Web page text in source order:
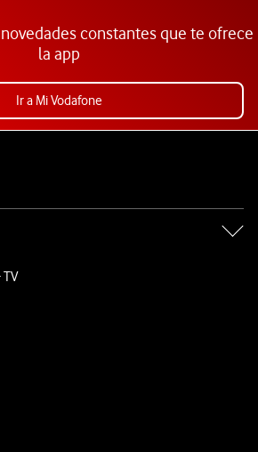
constantes que te ofrece
la app
Ir a Mi Vodafone
sociales de Vodafone